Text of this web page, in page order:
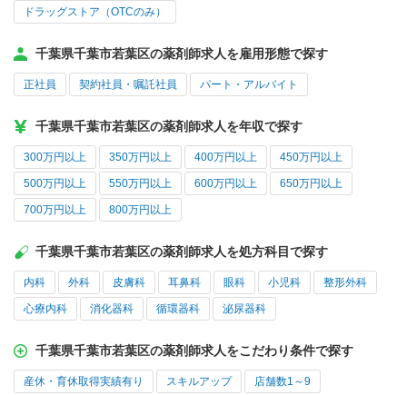
ドラッグストア（OTCのみ）
千葉県千葉市若葉区の薬剤師求人を雇用形態で探す
正社員 契約社員・嘱託社員 パート・アルバイト
千葉県千葉市若葉区の薬剤師求人を年収で探す
300万円以上 350万円以上 400万円以上 450万円以上
500万円以上 550万円以上 600万円以上 650万円以上
700万円以上 800万円以上
千葉県千葉市若葉区の薬剤師求人を処方科目で探す
内科 外科 皮膚科 耳鼻科 眼科 小児科 整形外科
心療内科 消化器科 循環器科 泌尿器科
千葉県千葉市若葉区の薬剤師求人をこだわり条件で探す
産休・育休取得実績有り スキルアップ 店舗数1～9